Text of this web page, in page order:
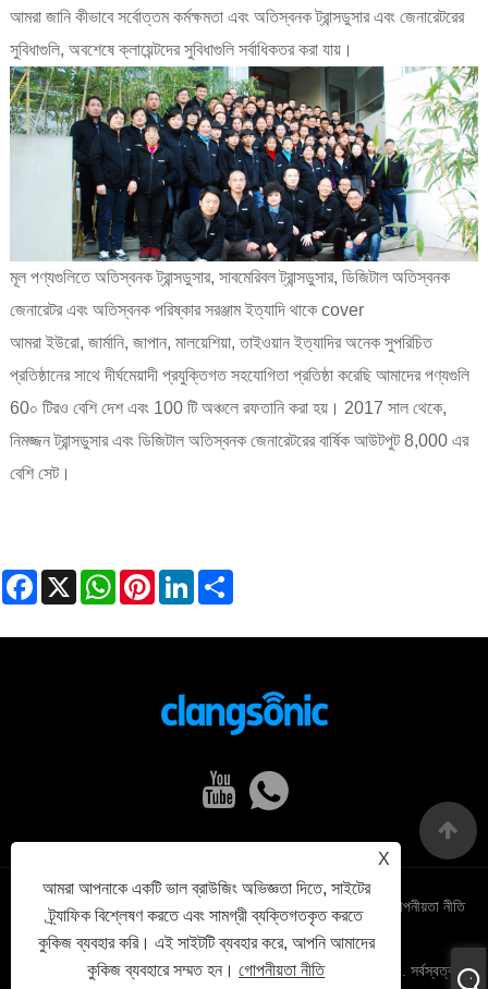
আমরা জানি কীভাবে সর্বোত্তম কর্মক্ষমতা এবং অতিস্বনক ট্রান্সডুসার এবং জেনারেটরের
সুবিধাগুলি, অবশেষে ক্লায়েন্টদের সুবিধাগুলি সর্বাধিকতর করা যায়।
মূল পণ্যগুলিতে অতিস্বনক ট্রান্সডুসার, সাবমেরিবল ট্রান্সডুসার, ডিজিটাল অতিস্বনক
জেনারেটর এবং অতিস্বনক পরিষ্কার সরঞ্জাম ইত্যাদি থাকে cover
আমরা ইউরো, জার্মানি, জাপান, মালয়েশিয়া, তাইওয়ান ইত্যাদির অনেক সুপরিচিত
প্রতিষ্ঠানের সাথে দীর্ঘমেয়াদী প্রযুক্তিগত সহযোগিতা প্রতিষ্ঠা করেছি আমাদের পণ্যগুলি
60০ টিরও বেশি দেশ এবং 100 টি অঞ্চলে রফতানি করা হয়। 2017 সাল থেকে,
নিমজ্জন ট্রান্সডুসার এবং ডিজিটাল অতিস্বনক জেনারেটরের বার্ষিক আউটপুট 8,000 এর
বেশি সেট।
Facebook
X WhatsAppPinterestLinkedIn
X
আমরা আপনাকে একটি ভাল ব্রাউজিং অভিজ্ঞতা দিতে, সাইটের
ট্র্যাফিক বিশ্লেষণ করতে এবং সামগ্রী ব্যক্তিগতকৃত করতে
কুকিজ ব্যবহার করি। এই সাইটটি ব্যবহার করে, আপনি আমাদের
কুকিজ ব্যবহারে সম্মত হন।গোপনীয়তা নীতি
Links Sitemap RSS গোপনীয়তা নীতি
কপিরাইট © 2022 Yuhuan Clangsonic Ultrasonic Co., Ltd. সর্বস্বত্ব